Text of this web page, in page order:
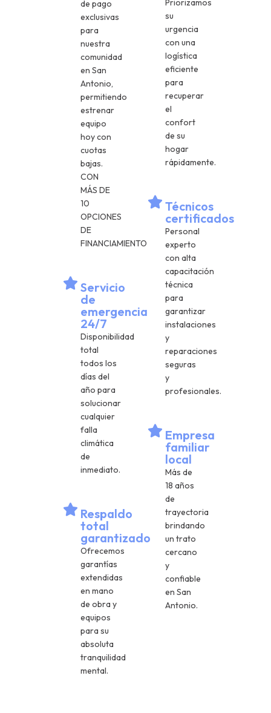
de pago
exclusivas
para
nuestra
comunidad
en San
Antonio,
permitiendo
estrenar
equipo
hoy con
cuotas
bajas.
CON
MÁS DE
10
OPCIONES
DE
FINANCIAMIENTO
Servicio
de
emergencia
24/7
Disponibilidad
total
todos los
días del
año para
solucionar
cualquier
falla
climática
de
inmediato.
Respaldo
total
garantizado
Ofrecemos
garantías
extendidas
en mano
de obra y
equipos
para su
absoluta
tranquilidad
mental.
Priorizamos
su
urgencia
con una
logística
eficiente
para
recuperar
el
confort
de su
hogar
rápidamente.
Técnicos
certificados
Personal
experto
con alta
capacitación
técnica
para
garantizar
instalaciones
y
reparaciones
seguras
y
profesionales.
Empresa
familiar
local
Más de
18 años
de
trayectoria
brindando
un trato
cercano
y
confiable
en San
Antonio.